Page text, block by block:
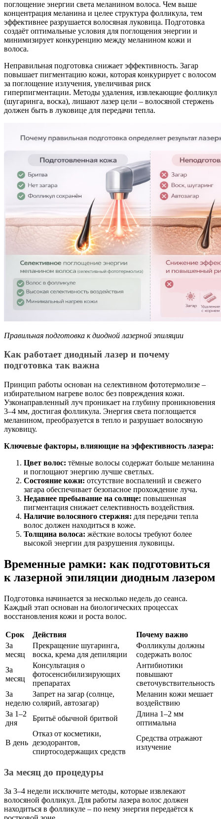
поглощение энергии света меланином волоса. Чем выше
концентрация меланина и целее структура фолликула, тем
эффективнее разрушается волосяная луковица. Подготовка
создаёт оптимальные условия для поглощения энергии и
минимизирует конкуренцию между меланином кожи и
волоса.
Неправильная подготовка снижает эффективность. Загар
повышает пигментацию кожи, которая конкурирует с волосом
за поглощение излучения, увеличивая риск
гиперпигментации. Методы удаления, извлекающие фолликул
(шугаринга, воска), лишают лазер цели – волосяной стержень
должен быть в луковице для передачи тепла.
Правильная подготовка к диодной лазерной эпиляции
Как работает диодный лазер и почему
подготовка так важна
Принцип работы основан на селективном фототермолизе –
избирательном нагреве волос без повреждения кожи.
Узконаправленный луч проникает на глубину проникновения
3–4 мм, достигая фолликула. Энергия света поглощается
меланином, преобразуется в тепло и разрушает волосяную
луковицу.
Ключевые факторы, влияющие на эффективность лазера:
Цвет волос: тёмные волосы содержат больше меланина
и поглощают энергию лучше светлых.
Состояние кожи: отсутствие воспалений и свежего
загара обеспечивает безопасное прохождение луча.
Недавнее пребывание на солнце: повышенная
пигментация снижает селективность воздействия.
Наличие волосяного стержня: для передачи тепла
волос должен находиться в коже.
Толщина волоса: жёсткие волосы требуют более
высокой энергии для разрушения луковицы.
Временные рамки: как подготовиться
к лазерной эпиляции диодным лазером
Подготовка начинается за несколько недель до сеанса.
Каждый этап основан на биологических процессах
восстановления кожи и роста волос.
Срок Действия
Почему важно
За
месяц
Прекращение шугаринга,
воска, крема для депиляции
Фолликулы должны
содержать волос
За
месяц
Консультация о
фотосенсибилизирующих
препаратах
Антибиотики
повышают
светочувствительность
За
неделю
Запрет на загар (солнце,
солярий, автозагар)
Меланин кожи мешает
воздействию
За 1–2
дня
Бритьё обычной бритвой
Длина 1–2 мм
оптимальна
В день
Отказ от косметики,
дезодорантов,
спиртосодержащих средств
Средства отражают
излучение
За месяц до процедуры
За 3–4 недели исключите методы, которые извлекают
волосяной фолликул. Для работы лазера волос должен
находиться в фолликуле – по нему энергия передаётся к